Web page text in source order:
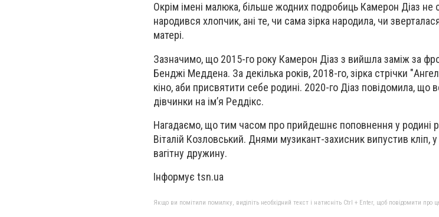
Окрім імені малюка, більше жодних подробиць Камерон Діаз не
народився хлопчик, ані те, чи сама зірка народила, чи
матері.
Зазначимо, що 2015-го року Камерон Діаз з вийшла заміж за
Бенджі Меддена. За декілька років, 2018-го, зірка стрічки
кіно, аби присвятити себе родині. 2020-го Діаз повідомила, що
дівчинки на ім’я Реддікс.
Нагадаємо, що тим часом про прийдешнє поповнення у родині
Віталій Козловський. Днями музикант-захисник випустив
вагітну дружину.
Інформує tsn.ua
Якщо ви помітили помилку, виділіть необхідний текст і натисніть Ctrl + Enter, щоб повідомити про